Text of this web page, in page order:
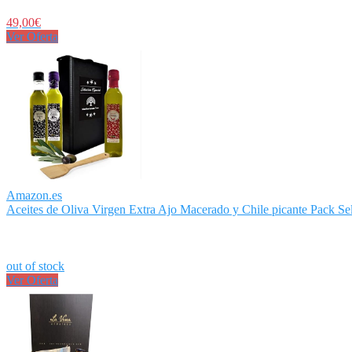
49,00€
Ver Oferta
Amazon.es
Aceites de Oliva Virgen Extra Ajo Macerado y Chile picante Pack
out of stock
Ver Oferta